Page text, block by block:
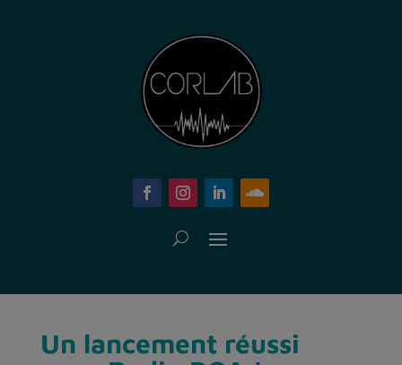
Un lancement réussi